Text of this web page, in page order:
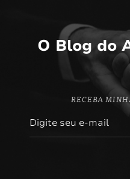
O Blog do
RECEBA